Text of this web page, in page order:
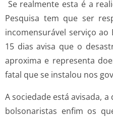
Se realmente esta é a
Pesquisa tem que ser
incomensurável serviço ao
15 dias avisa que o
aproxima e representa
fatal que se instalou nos
A sociedade está avisada,
bolsonaristas enfim os